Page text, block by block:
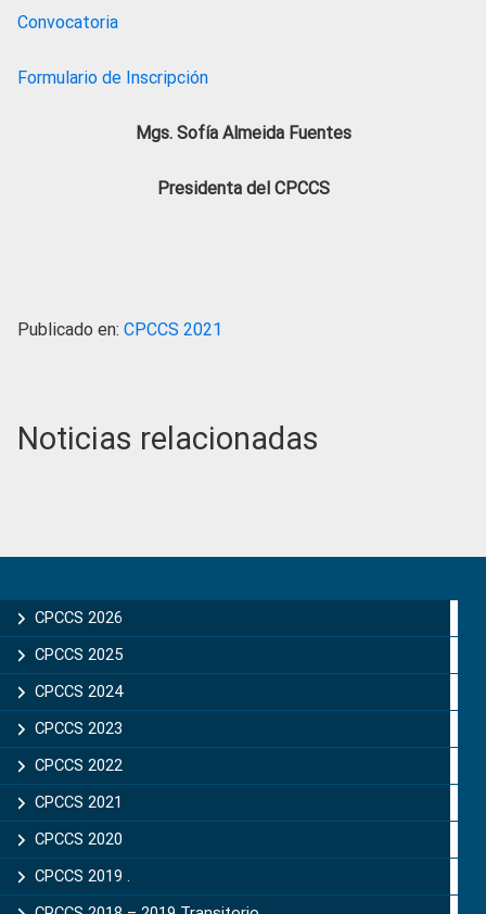
Convocatoria
Formulario de Inscripción
Mgs. Sofía Almeida Fuentes
Presidenta del CPCCS
Publicado en: CPCCS 2021
Noticias relacionadas
Sidebar
CPCCS 2026
CPCCS 2025
CPCCS 2024
CPCCS 2023
CPCCS 2022
CPCCS 2021
CPCCS 2020
CPCCS 2019 .